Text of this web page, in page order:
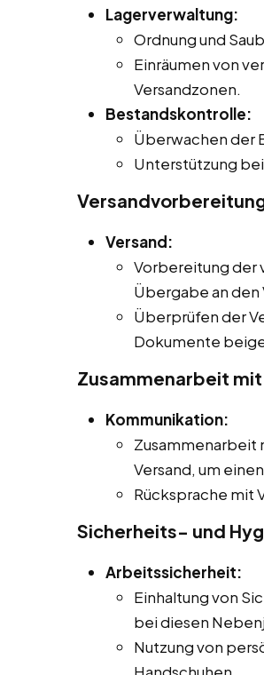
Lagerverwaltung:
Ordnung und
Einräumen von
Versandzonen.
Bestandskontrolle:
Überwachen der
Unterstützung
Versand:
Vorbereitung der
Übergabe an den
Überprüfen der
Dokumente
Zusammenarbeit
Kommunikation:
Zusammenarbeit
Versand, um
Rücksprache mit
Sicherheits- und
Arbeitssicherheit:
Einhaltung von
bei diesen
Nutzung von